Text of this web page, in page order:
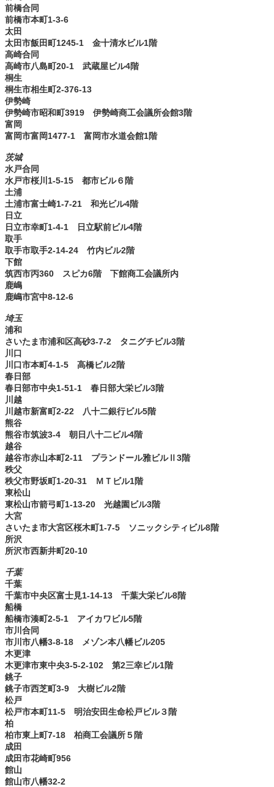
前橋合同
前橋市本町1-3-6
太田
太田市飯田町1245-1 金十清水ビル1階
高崎合同
高崎市八島町20-1 武蔵屋ビル4階
桐生
桐生市相生町2-376-13
伊勢崎
伊勢崎市昭和町3919 伊勢崎商工会議所会館3階
富岡
富岡市富岡1477-1 富岡市水道会館1階
茨城
水戸合同
水戸市桜川1-5-15 都市ビル６階
土浦
土浦市富士崎1-7-21 和光ビル4階
日立
日立市幸町1-4-1 日立駅前ビル4階
取手
取手市取手2-14-24 竹内ビル2階
下館
筑西市丙360 スピカ6階 下館商工会議所内
鹿嶋
鹿嶋市宮中8-12-6
埼玉
浦和
さいたま市浦和区高砂3-7-2 タニグチビル3階
川口
川口市本町4-1-5 高橋ビル2階
春日部
春日部市中央1-51-1 春日部大栄ビル3階
川越
川越市新富町2-22 八十二銀行ビル5階
熊谷
熊谷市筑波3-4 朝日八十二ビル4階
越谷
越谷市赤山本町2-11 プランドール雅ビルⅡ3階
秩父
秩父市野坂町1-20-31 ＭＴビル1階
東松山
東松山市箭弓町1-13-20 光越園ビル3階
大宮
さいたま市大宮区桜木町1-7-5 ソニックシティビル8階
所沢
所沢市西新井町20-10
千葉
千葉
千葉市中央区富士見1-14-13 千葉大栄ビル8階
船橋
船橋市湊町2-5-1 アイカワビル5階
市川合同
市川市八幡3-8-18 メゾン本八幡ビル205
木更津
木更津市東中央3-5-2-102 第2三幸ビル1階
銚子
銚子市西芝町3-9 大樹ビル2階
松戸
松戸市本町11-5 明治安田生命松戸ビル３階
柏
柏市東上町7-18 柏商工会議所５階
成田
成田市花崎町956
館山
館山市八幡32-2